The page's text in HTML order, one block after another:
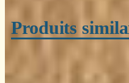
Produits